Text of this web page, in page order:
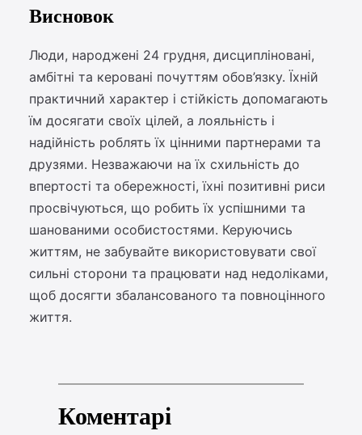
Висновок
Люди, народжені 24 грудня, дисципліновані,
амбітні та керовані почуттям обов’язку. Їхній
практичний характер і стійкість допомагають
їм досягати своїх цілей, а лояльність і
надійність роблять їх цінними партнерами та
друзями. Незважаючи на їх схильність до
впертості та обережності, їхні позитивні риси
просвічуються, що робить їх успішними та
шанованими особистостями. Керуючись
життям, не забувайте використовувати свої
сильні сторони та працювати над недоліками,
щоб досягти збалансованого та повноцінного
життя.
Коментарі